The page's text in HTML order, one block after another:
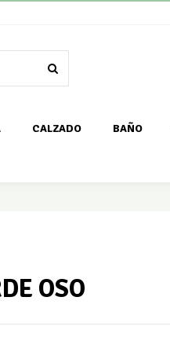
CALZADO BAÑO
OSO